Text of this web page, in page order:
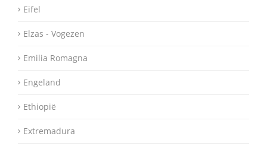
Eifel
Elzas - Vogezen
Emilia Romagna
Engeland
Ethiopië
Extremadura